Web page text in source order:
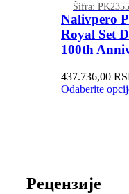
Šifra:
Nalivpero
Royal Set
100th
437.736,00
Odaberite
Рецензије